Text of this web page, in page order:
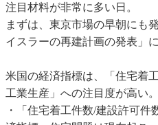
注目材料が非常に多い日。
まずは、東京市場の早朝にも
イスラーの再建計画の発表」
米国の経済指標は、「住宅着
工業生産」への注目度が高い。
・「住宅着工件数/建設許可